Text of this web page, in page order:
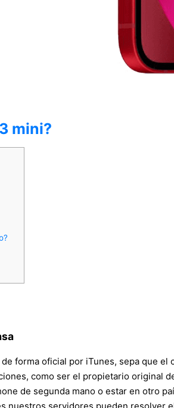
mini?
forma oficial por iTunes, sepa que
como ser el propietario original
de segunda mano o estar en otro